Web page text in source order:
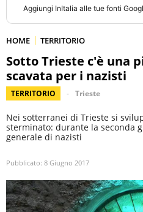
Aggiungi InItalia alle tue fonti
HOME TERRITORIO
Sotto Trieste c'è una
scavata per i nazisti
TERRITORIO Trieste
Nei sotterranei di Trieste si
sterminato: durante la seconda
generale di nazisti
Pubblicato: 8 Giugno 2017